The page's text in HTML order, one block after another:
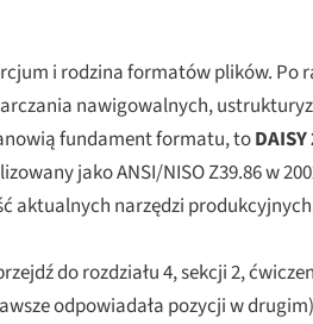
i rodzina formatów plików. Po
nawi­go­walnych,
fundament formatu, to
jako ANSI/NISO Z39.86 w
aktualnych narzędzi
do rozdziału 4, sekcji 2,
odpowiadała pozycji w